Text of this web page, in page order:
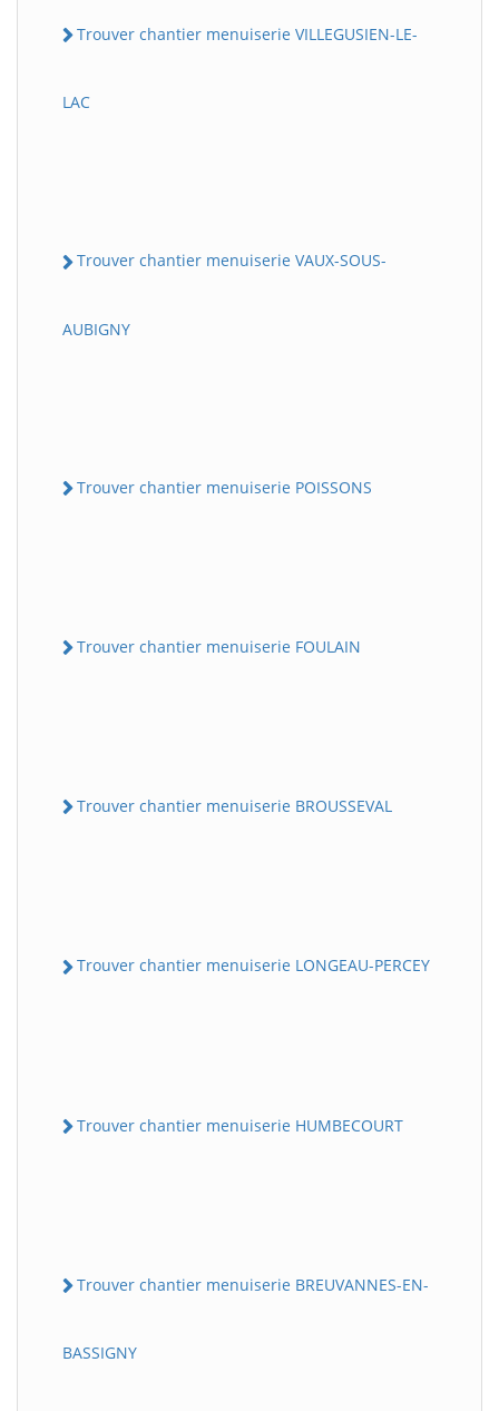
Trouver chantier menuiserie VILLEGUSIEN-LE-
LAC
Trouver chantier menuiserie VAUX-SOUS-
AUBIGNY
Trouver chantier menuiserie POISSONS
Trouver chantier menuiserie FOULAIN
Trouver chantier menuiserie BROUSSEVAL
Trouver chantier menuiserie LONGEAU-PERCEY
Trouver chantier menuiserie HUMBECOURT
Trouver chantier menuiserie BREUVANNES-EN-
BASSIGNY